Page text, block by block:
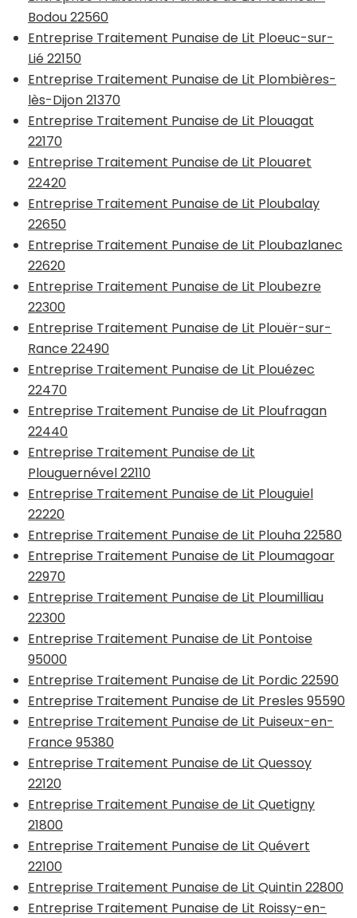
Bodou 22560
Entreprise Traitement Punaise de Lit Ploeuc-sur-
Lié 22150
Entreprise Traitement Punaise de Lit Plombières-
lès-Dijon 21370
Entreprise Traitement Punaise de Lit Plouagat
22170
Entreprise Traitement Punaise de Lit Plouaret
22420
Entreprise Traitement Punaise de Lit Ploubalay
22650
Entreprise Traitement Punaise de Lit Ploubazlanec
22620
Entreprise Traitement Punaise de Lit Ploubezre
22300
Entreprise Traitement Punaise de Lit Plouër-sur-
Rance 22490
Entreprise Traitement Punaise de Lit Plouézec
22470
Entreprise Traitement Punaise de Lit Ploufragan
22440
Entreprise Traitement Punaise de Lit
Plouguernével 22110
Entreprise Traitement Punaise de Lit Plouguiel
22220
Entreprise Traitement Punaise de Lit Plouha 22580
Entreprise Traitement Punaise de Lit Ploumagoar
22970
Entreprise Traitement Punaise de Lit Ploumilliau
22300
Entreprise Traitement Punaise de Lit Pontoise
95000
Entreprise Traitement Punaise de Lit Pordic 22590
Entreprise Traitement Punaise de Lit Presles 95590
Entreprise Traitement Punaise de Lit Puiseux-en-
France 95380
Entreprise Traitement Punaise de Lit Quessoy
22120
Entreprise Traitement Punaise de Lit Quetigny
21800
Entreprise Traitement Punaise de Lit Quévert
22100
Entreprise Traitement Punaise de Lit Quintin 22800
Entreprise Traitement Punaise de Lit Roissy-en-